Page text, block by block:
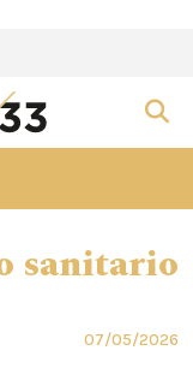
sanitario
07/05/2026